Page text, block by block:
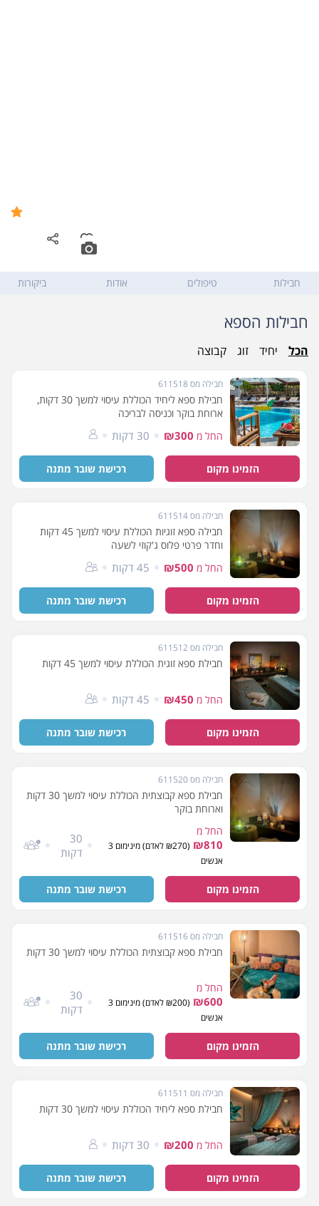
חבילות טיפולים אודות ביקורות
חבילות הספא
הכל יחיד זוג קבוצה
חבילה מס 611518
חבילת ספא ליחיד הכוללת עיסוי למשך 30 דקות,
ארוחת בוקר וכניסה לבריכה
החל מ ₪300 30 דקות
הזמינו מקום רכישת שובר מתנה
חבילה מס 611514
חבילה ספא זוגיות הכוללת עיסוי למשך 45 דקות
וחדר פרטי פלוס ג'קוזי לשעה
החל מ ₪500 45 דקות
הזמינו מקום רכישת שובר מתנה
חבילה מס 611512
חבילת ספא זוגית הכוללת עיסוי למשך 45 דקות
החל מ ₪450 45 דקות
הזמינו מקום רכישת שובר מתנה
חבילה מס 611520
חבילת ספא קבוצתית הכוללת עיסוי למשך 30 דקות
וארוחת בוקר
החל מ
₪810
(₪270 לאדם) מינימום 3
אנשים
30
דקות
הזמינו מקום רכישת שובר מתנה
חבילה מס 611516
חבילת ספא קבוצתית הכוללת עיסוי למשך 30 דקות
החל מ
₪600
(₪200 לאדם) מינימום 3
אנשים
30
דקות
הזמינו מקום רכישת שובר מתנה
חבילה מס 611511
חבילת ספא ליחיד הכוללת עיסוי למשך 30 דקות
החל מ ₪200 30 דקות
הזמינו מקום רכישת שובר מתנה